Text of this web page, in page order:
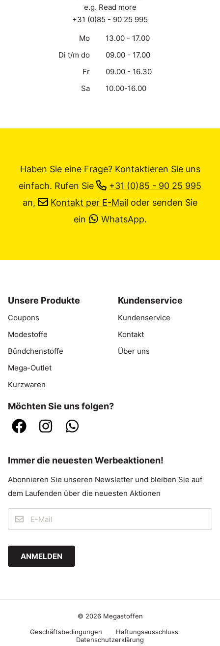
e.g. Read more
+31 (0)85 - 90 25 995
Mo
13.00 - 17.00
Di t/m do
09.00 - 17.00
Fr
09.00 - 16.30
Sa
10.00-16.00
Haben Sie eine Frage? Kontaktieren Sie uns
einfach. Rufen Sie
+31 (0)85 - 90 25 995
an,
Kontakt per E-Mail oder senden Sie
ein
WhatsApp.
Unsere Produkte
Coupons
Modestoffe
Bündchenstoffe
Mega-Outlet
Kurzwaren
Kundenservice
Kundenservice
Kontakt
Über uns
Möchten Sie uns folgen?
Immer die neuesten Werbeaktionen!
Abonnieren Sie unseren Newsletter und bleiben Sie auf
dem Laufenden über die neuesten Aktionen
ANMELDEN
© 2026 Megastoffen
Geschäftsbedingungen
Haftungsausschluss
Datenschutzerklärung